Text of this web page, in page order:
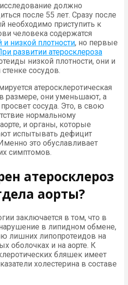
должно
после 55 лет. Сразу после
необходимо приступить к
человека содержатся
низкой плотности, но первые
развитии атеросклероза
низкой плотности, они и
сосудов.
атеросклеротическая
размере, они уменьшают, а
сосуда. Это, в свою
нормальному
и органы, которые
испытывать дефицит
это обуславливает
симптомов.
атеросклероз
аорты?
заключается в том, что в
в липидном обмене,
лишних липопротеидов на
оболочках и на аорте. К
бляшек имеет
холестерина в составе